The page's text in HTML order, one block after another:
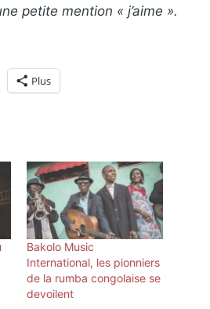
petite mention « j’aime ».
Plus
Bakolo Music
International, les pionniers
de la rumba congolaise se
devoilent